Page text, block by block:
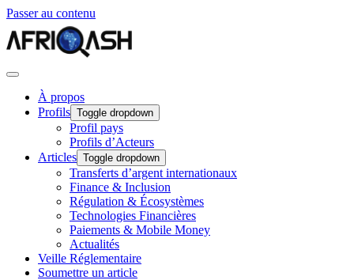
Passer au contenu
À propos
Profils Toggle dropdown
Profil pays
Profils d’Acteurs
Articles Toggle dropdown
Transferts d’argent internationaux
Finance & Inclusion
Régulation & Écosystèmes
Technologies Financières
Paiements & Mobile Money
Actualités
Veille Réglementaire
Soumettre un article